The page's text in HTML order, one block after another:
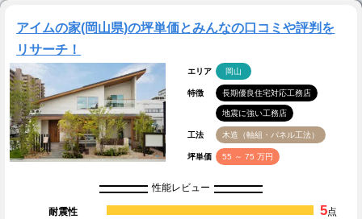
アイムの家(岡山県)の坪単価とみんなの口コミや評判を
リサーチ！
エリア 岡山
特徴 長期優良住宅対応工務店
地震に強い工務店
工法 木造（軸組・パネル工法）
坪単価 55 ～ 75 万円
性能レビュー
耐震性 5点